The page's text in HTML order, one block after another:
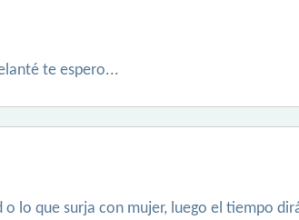
te espero...
o lo que surja con mujer, luego el tiempo